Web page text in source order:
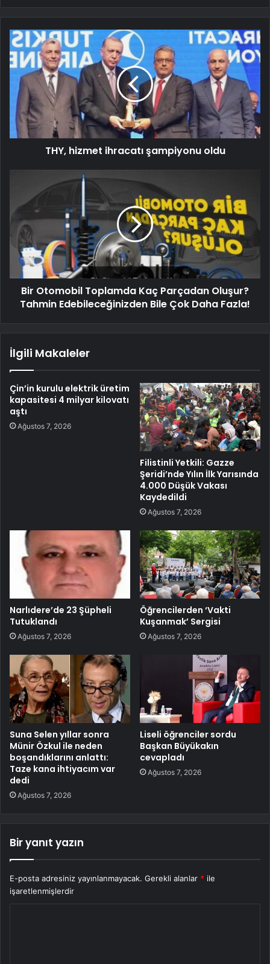
THY, hizmet ihracatı şampiyonu oldu
Bir Otomobil Toplamda Kaç Parçadan Oluşur?
Tahmin Edebileceğinizden Bile Çok Daha Fazla!
İlgili Makaleler
Çin’in kurulu elektrik üretim
kapasitesi 4 milyar kilovatı
aştı
Ağustos 7, 2026
Filistinli Yetkili: Gazze
Şeridi’nde Yılın İlk Yarısında
4.000 Düşük Vakası
Kaydedildi
Ağustos 7, 2026
Narlıdere’de 23 Şüpheli
Tutuklandı
Ağustos 7, 2026
Öğrencilerden ‘Vakti
Kuşanmak’ Sergisi
Ağustos 7, 2026
Suna Selen yıllar sonra
Münir Özkul ile neden
boşandıklarını anlattı:
Taze kana ihtiyacım var
dedi
Ağustos 7, 2026
Liseli öğrenciler sordu
Başkan Büyükakın
cevapladı
Ağustos 7, 2026
Bir yanıt yazın
E-posta adresiniz yayınlanmayacak. Gerekli alanlar * ile
işaretlenmişlerdir